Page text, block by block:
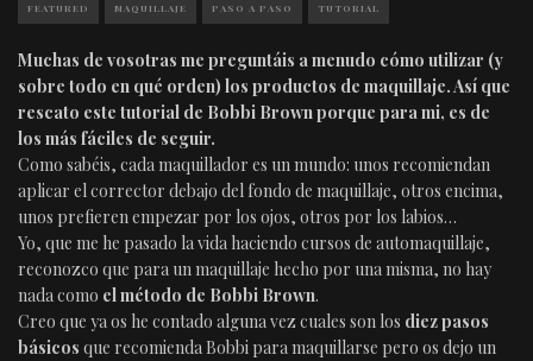
FEATURED MAQUILLAJE PASO A PASO TUTORIAL
Muchas de vosotras me preguntáis a menudo cómo utilizar (y
sobre todo en qué orden) los productos de maquillaje. Así que
rescato este tutorial de Bobbi Brown porque para mi, es de
los más fáciles de seguir.
Como sabéis, cada maquillador es un mundo: unos recomiendan
aplicar el corrector debajo del fondo de maquillaje, otros encima,
unos prefieren empezar por los ojos, otros por los labios…
Yo, que me he pasado la vida haciendo cursos de automaquillaje,
reconozco que para un maquillaje hecho por una misma, no hay
nada como el método de Bobbi Brown.
Creo que ya os he contado alguna vez cuales son los diez pasos
básicos que recomienda Bobbi para maquillarse pero os dejo un